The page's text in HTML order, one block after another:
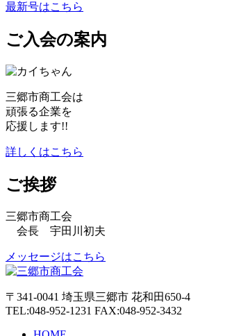
最新号はこちら
ご入会の案内
三郷市商工会は
頑張る企業を
応援します!!
詳しくはこちら
ご挨拶
三郷市商工会
会長 宇田川初夫
メッセージはこちら
〒341-0041 埼玉県三郷市 花和田650-4
TEL:048-952-1231 FAX:048-952-3432